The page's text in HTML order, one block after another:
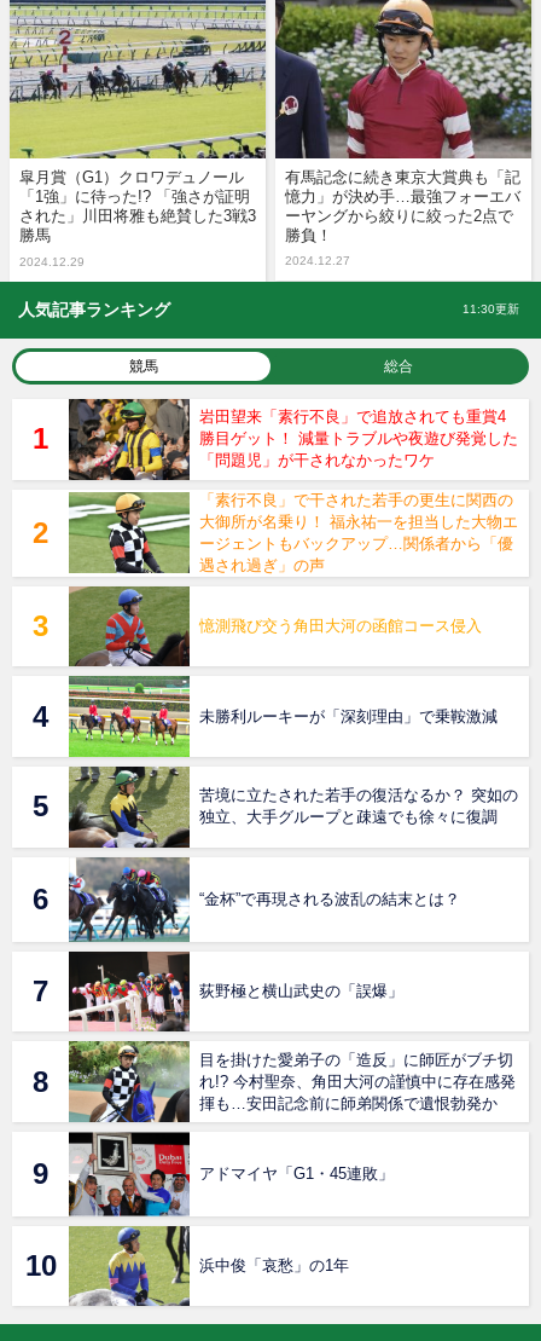
皐月賞（G1）クロワデュノール
「1強」に待った!? 「強さが証明
された」川田将雅も絶賛した3戦3
勝馬
2024.12.29
有馬記念に続き東京大賞典も「記
憶力」が決め手…最強フォーエバ
ーヤングから絞りに絞った2点で
勝負！
2024.12.27
人気記事ランキング 11:30更新
競馬 総合
岩田望来「素行不良」で追放されても重賞4
勝目ゲット！ 減量トラブルや夜遊び発覚した
「問題児」が干されなかったワケ
「素行不良」で干された若手の更生に関西の
大御所が名乗り！ 福永祐一を担当した大物エ
ージェントもバックアップ…関係者から「優
遇され過ぎ」の声
憶測飛び交う角田大河の函館コース侵入
未勝利ルーキーが「深刻理由」で乗鞍激減
苦境に立たされた若手の復活なるか？ 突如の
独立、大手グループと疎遠でも徐々に復調
“金杯”で再現される波乱の結末とは？
荻野極と横山武史の「誤爆」
目を掛けた愛弟子の「造反」に師匠がブチ切
れ!? 今村聖奈、角田大河の謹慎中に存在感発
揮も…安田記念前に師弟関係で遺恨勃発か
アドマイヤ「G1・45連敗」
浜中俊「哀愁」の1年